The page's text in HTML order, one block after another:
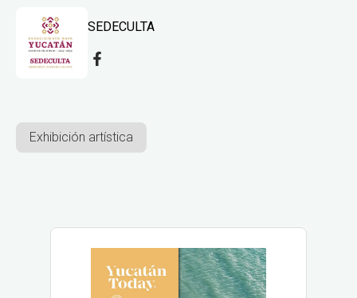
SEDECULTA
Exhibición artística